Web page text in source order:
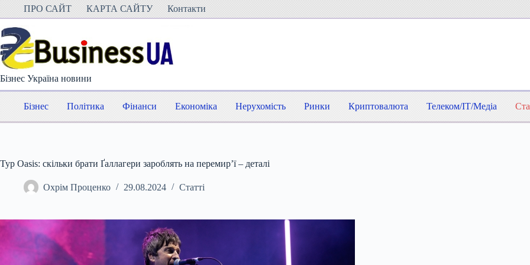
Перейти
вмісту
ПРО САЙТ КАРТА САЙТУ Контакти
Бізнес Україна новини
Бізнес Політика Фінанси Економіка Нерухомість Ринки Криптовалюта Телеком/IT/Медіа
Тур Oasis: скільки брати Ґаллагери зароблять на перемир’ї – деталі
Охрім Проценко 29.08.2024 Статті